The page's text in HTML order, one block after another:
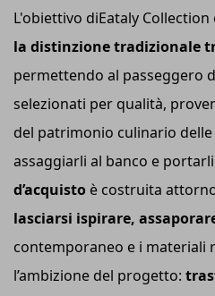
L'obiettivo diEataly Collection
la distinzione tradizionale
permettendo al passeggero
selezionati per qualità,
del patrimonio culinario
assaggiarli al banco e portarli
d’acquisto è costruita
lasciarsi ispirare,
contemporaneo e i materiali
l’ambizione del progetto: